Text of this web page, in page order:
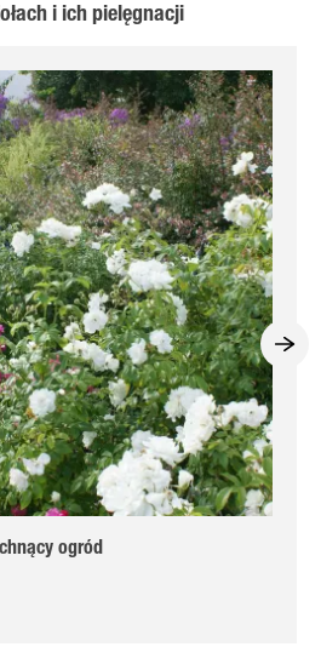
i ich pielęgnacji
ogród